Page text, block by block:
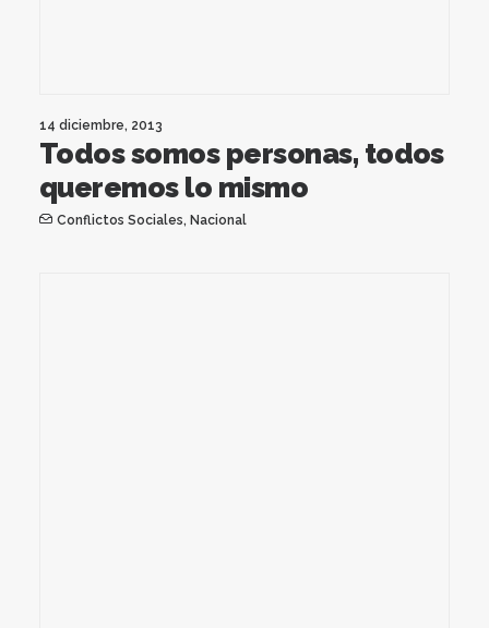
14 diciembre, 2013
Todos somos personas, todos
queremos lo mismo
Conflictos Sociales, Nacional